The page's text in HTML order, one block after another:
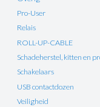
Pro-User
Relais
ROLL-UP-CABLE
Schadeherstel, kitten en
Schakelaars
USB contactdozen
Veiligheid